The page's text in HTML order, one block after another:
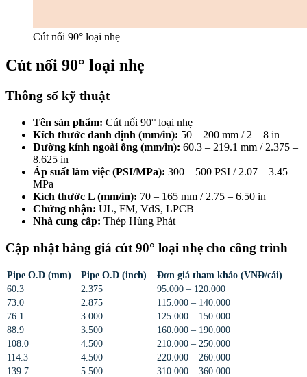
Cút nối 90° loại nhẹ
Cút nối 90° loại nhẹ
Thông số kỹ thuật
Tên sản phẩm: Cút nối 90° loại nhẹ
Kích thước danh định (mm/in): 50 – 200 mm / 2 – 8 in
Đường kính ngoài ống (mm/in): 60.3 – 219.1 mm / 2.375 –
8.625 in
Áp suất làm việc (PSI/MPa): 300 – 500 PSI / 2.07 – 3.45
MPa
Kích thước L (mm/in): 70 – 165 mm / 2.75 – 6.50 in
Chứng nhận: UL, FM, VdS, LPCB
Nhà cung cấp: Thép Hùng Phát
Cập nhật bảng giá cút 90° loại nhẹ cho công trình
Pipe O.D (mm) Pipe O.D (inch)
Đơn giá tham khảo (VNĐ/cái)
60.3
2.375
95.000 – 120.000
73.0
2.875
115.000 – 140.000
76.1
3.000
125.000 – 150.000
88.9
3.500
160.000 – 190.000
108.0
4.500
210.000 – 250.000
114.3
4.500
220.000 – 260.000
139.7
5.500
310.000 – 360.000